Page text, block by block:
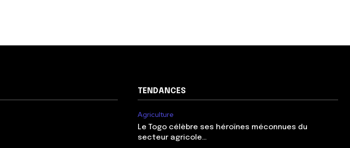
TENDANCES
Agriculture
Le Togo célèbre ses héroïnes méconnues du
secteur agricole…